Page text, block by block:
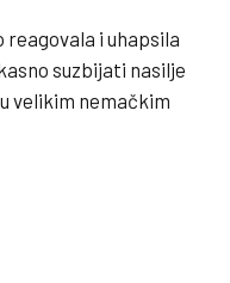
i uhapsila
suzbijati nasilje
velikim nemačkim